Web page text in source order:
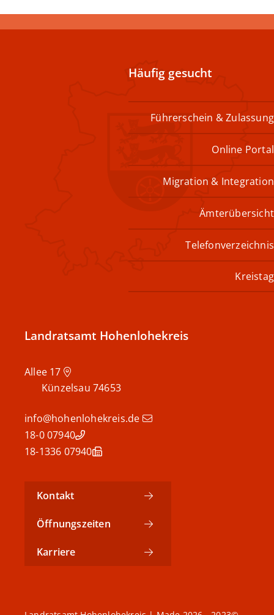
Häufig gesucht
Führerschein & Zulassung
Online Portal
Migration & Integration
Ämterübersicht
Telefonverzeichnis
Kreistag
Landratsamt Hohenlohekreis
74653
Künzelsau
info@hohenlohekreis.de
07940 18-0
07940 18-1336
Kontakt
Öffnungszeiten
Karriere